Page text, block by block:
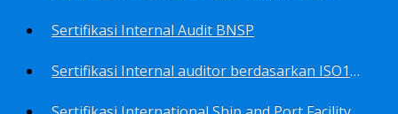
Sertifikasi Internal Audit BNSP
Sertifikasi Internal auditor berdasarkan ISO17025.2017 Pedoman Panduan Mutu&Prosedur Laboratorium BNSP